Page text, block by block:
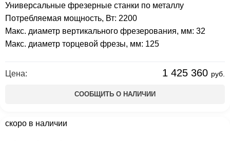
Универсальные фрезерные станки по металлу
Цена: 1 425 360 руб.
Потребляемая мощность, Вт: 2200
Макс. диаметр вертикального фрезерования, мм: 32
Макс. диаметр торцевой фрезы, мм: 125
СООБЩИТЬ О НАЛИЧИИ
скоро в наличии